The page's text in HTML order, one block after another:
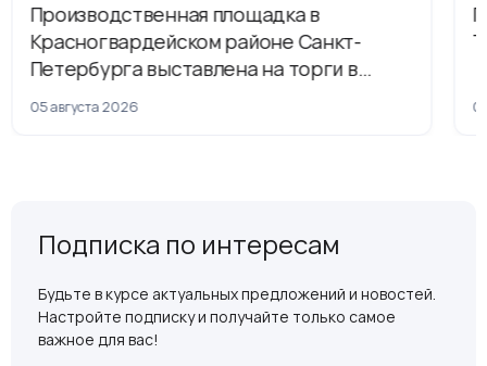
Производственная площадка в
Красногвардейском районе Санкт-
Петербурга выставлена на торги в
рамках приватизации
05 августа 2026
Подписка по интересам
Будьте в курсе актуальных предложений и новостей.
Настройте подписку и получайте только самое
важное для вас!